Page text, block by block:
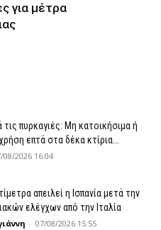
για μέτρα
πυρκαγιές: Μη κατοικήσιμα ή
επτά στα δέκα κτίρια...
08/2026 16:04
απειλεί η Ισπανία μετά την
ελέγχων από την Ιταλία
- 07/08/2026 15:55